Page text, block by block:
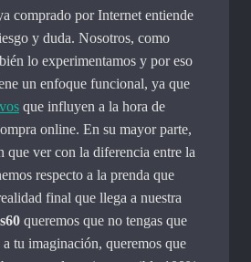
comprado por Internet entiende
y duda. Nosotros, como
lo experimentamos y por eso
un enfoque funcional, ya que
que influyen a la hora de
online. En su mayor parte,
que ver con la diferencia entre la
respecto a la prenda que
final que llega a nuestra
queremos que no tengas que
a tu imaginación, queremos que